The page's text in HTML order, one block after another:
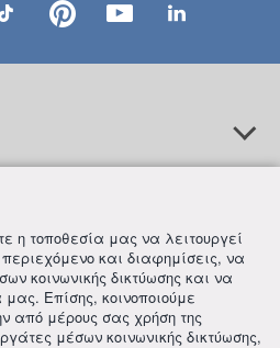
η τοποθεσία μας να λειτουργεί
και διαφημίσεις, να
κοινωνικής δικτύωσης και να
Επίσης, κοινοποιούμε
από μέρους σας χρήση της
μέσων κοινωνικής δικτύωσης,